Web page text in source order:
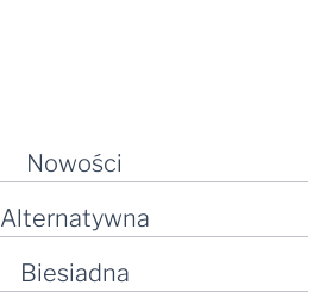
Nowości
Alternatywna
Biesiadna